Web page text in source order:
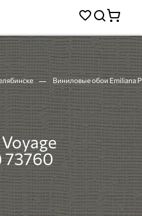
Виниловые обои Emiliana
73760